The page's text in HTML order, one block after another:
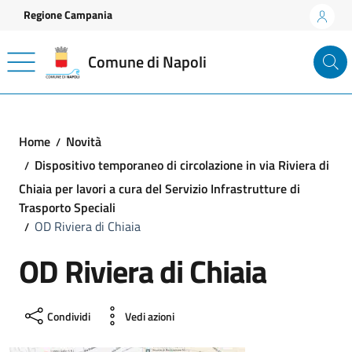
Vai ai contenuti
Vai al footer
Regione Campania
Comune di Napoli
Home
Novità
Dispositivo temporaneo di circolazione in via Riviera di
Chiaia per lavori a cura del Servizio Infrastrutture di
Trasporto Speciali
OD Riviera di Chiaia
OD Riviera di Chiaia
Condividi Vedi azioni